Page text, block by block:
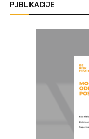
PUBLIKACIJE